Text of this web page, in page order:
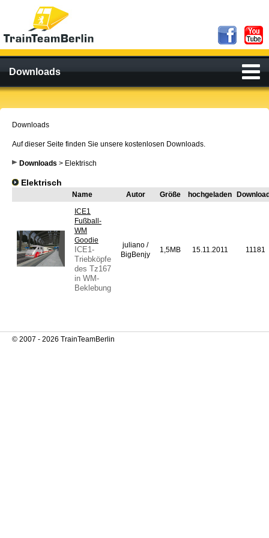
Downloads
Downloads
Auf dieser Seite finden Sie unsere kostenlosen Downloads.
Downloads > Elektrisch
Elektrisch
Name Autor Größe hochgeladen
ICE1
Fußball-
WM
Goodie
ICE1-
Triebköpfe
des Tz167
in WM-
Beklebung
juliano /
BigBenjy
1,5MB 15.11.2011 11181
© 2007 - 2026 TrainTeamBerlin